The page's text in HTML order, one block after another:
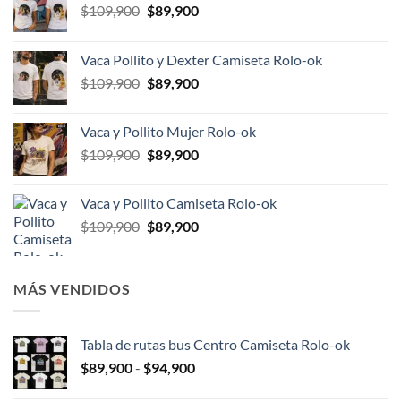
$109,900 El
era:
$109,900.
$89,900El
es:
$89,900.
Vaca Pollito y Dexter Camiseta Rolo-ok
$109,900 El
era:
$109,900.
$89,900El
es:
$89,900.
Vaca y Pollito Mujer Rolo-ok
$109,900 El
era:
$109,900.
$89,900El
es:
$89,900.
Vaca y Pollito Camiseta Rolo-ok
$109,900 El
$89,900El
MÁS VENDIDOS
Tabla de rutas bus Centro Camiseta Rolo-ok
$89,900- $94,900Rango